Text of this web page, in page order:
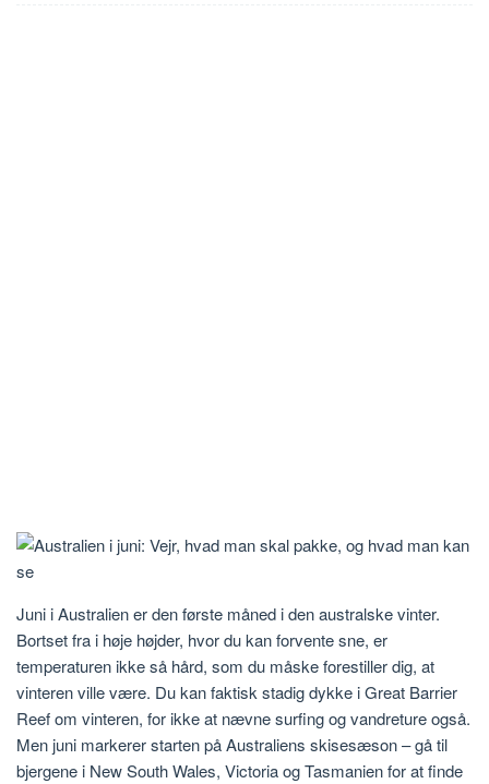
Juni i Australien er den første måned i den australske vinter.
Bortset fra i høje højder, hvor du kan forvente sne, er
temperaturen ikke så hård, som du måske forestiller dig, at
vinteren ville være. Du kan faktisk stadig dykke i Great Barrier
Reef om vinteren, for ikke at nævne surfing og vandreture også.
Men juni markerer starten på Australiens skisesæson – gå til
bjergene i New South Wales, Victoria og Tasmanien for at finde